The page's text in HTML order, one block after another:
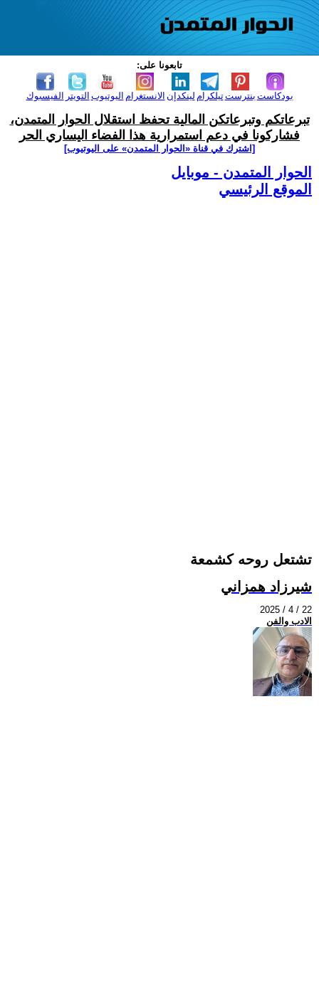
تابعونا على:
الفيسبوك التويتر اليوتيوب الانستغرام لينكدإن تيلكرامبنترست بودكاست
تبرعاتكم وتبرعاتكن المالية تحفظ استقلال الحوار المتمدن،
فشاركونا في دعم استمرارية هذا الفضاء اليساري الحر
[اشترك في قناة ‫«الحوار المتمدن» على اليوتيوب]
الحوار المتمدن - موبايل
الموقع الرئيسي
تشتعل روحه كشمعة
شيرزاد همزاني
2025 / 4 / 22
الادب والفن